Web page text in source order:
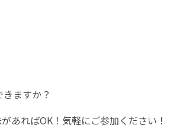
ますか？
あればOK！気軽にご参加ください！